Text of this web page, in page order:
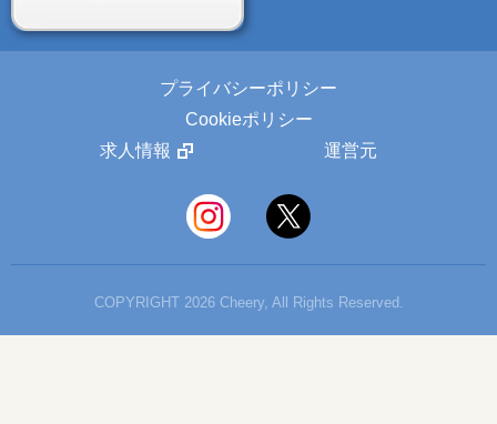
プライバシーポリシー
Cookieポリシー
求人情報
運営元
COPYRIGHT 2026 Cheery, All Rights Reserved.